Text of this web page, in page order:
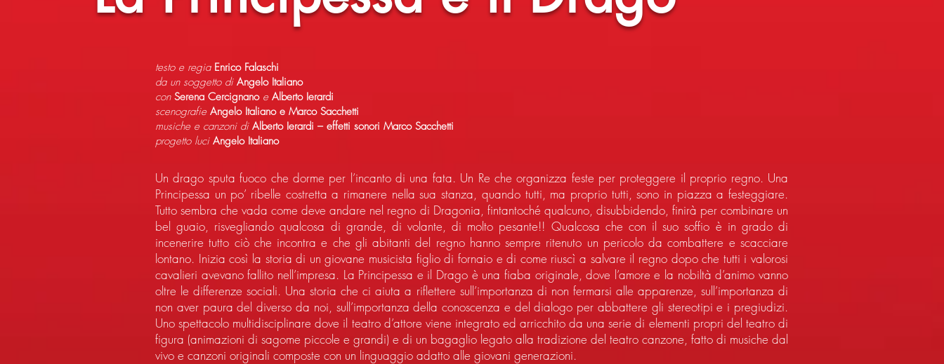
testo e regiaEnrico Falaschi
da un soggetto di Angelo Italiano
con Serena Cercignano eAlberto Ierardi
scenografie Angelo Italiano e Marco Sacchetti
musiche e canzoni di Alberto Ierardi – effetti sonori Marco Sacchetti
progetto luci Angelo Italiano
Un drago sputa fuoco che dorme per l’incanto di una fata. Un Re che organizza feste per proteggere il proprio regno. Una
Principessa un po’ ribelle costretta a rimanere nella sua stanza, quando tutti, ma proprio tutti, sono in piazza a festeggiare.
Tutto sembra che vada come deve andare nel regno di Dragonia, fintantoché qualcuno, disubbidendo, finirà per combinare un
bel guaio, risvegliando qualcosa di grande, di volante, di molto pesante!! Qualcosa che con il suo soffio è in grado di
incenerire tutto ciò che incontra e che gli abitanti del regno hanno sempre ritenuto un pericolo da combattere e scacciare
lontano. Inizia così la storia di un giovane musicista figlio di fornaio e di come riuscì a salvare il regno dopo che tutti i valorosi
cavalieri avevano fallito nell’impresa. La Principessa e il Drago è una fiaba originale, dove l’amore e la nobiltà d’animo vanno
oltre le differenze sociali. Una storia che ci aiuta a riflettere sull’importanza di non fermarsi alle apparenze, sull’importanza di
non aver paura del diverso da noi, sull’importanza della conoscenza e del dialogo per abbattere gli stereotipi e i pregiudizi.
Uno spettacolo multidisciplinare dove il teatro d’attore viene integrato ed arricchito da una serie di elementi propri del teatro di
figura (animazioni di sagome piccole e grandi) e di un bagaglio legato alla tradizione del teatro canzone, fatto di musiche dal
vivo e canzoni originali composte con un linguaggio adatto alle giovani generazioni.